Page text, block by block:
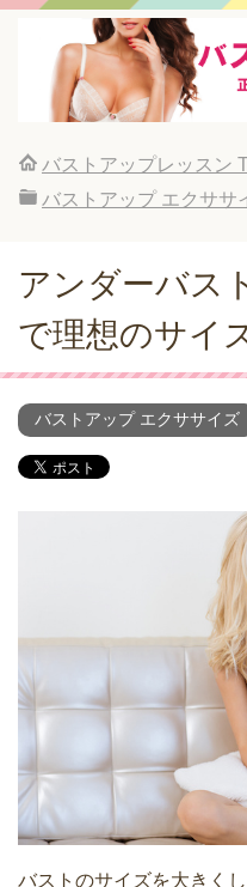
バストアップレッスン
バストアップ エクササ
アンダーバス
で理想のサイ
バストアップ エクササイズ
バストのサイズを大きく